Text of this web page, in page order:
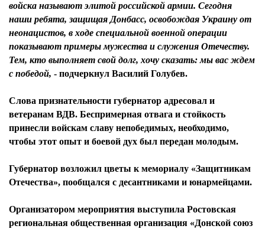
войска называют элитой российской армии. Сегодня
наши ребята, защищая Донбасс, освобождая Украину от
неонацистов, в ходе специальной военной операции
показывают примеры мужества и служения Отечеству.
Тем, кто выполняет свой долг, хочу сказать: мы вас ждем
с победой, - подчеркнул Василий Голубев.
Слова признательности губернатор адресовал и
ветеранам ВДВ. Беспримерная отвага и стойкость
принесли войскам славу непобедимых, необходимо,
чтобы этот опыт и боевой дух был передан молодым.
Губернатор возложил цветы к мемориалу «Защитникам
Отечества», пообщался с десантниками и юнармейцами.
Организатором мероприятия выступила Ростовская
региональная общественная организация «Донской союз